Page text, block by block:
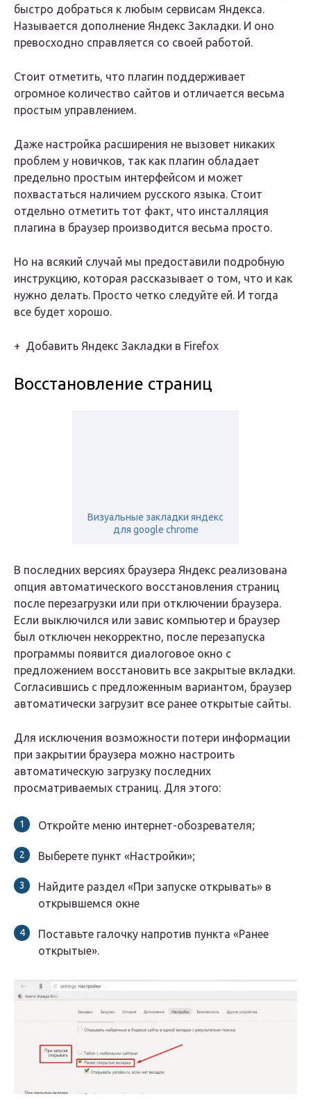
быстро добраться к любым сервисам Яндекса.
Называется дополнение Яндекс Закладки. И оно
превосходно справляется со своей работой.
Стоит отметить, что плагин поддерживает
огромное количество сайтов и отличается весьма
простым управлением.
Даже настройка расширения не вызовет никаких
проблем у новичков, так как плагин обладает
предельно простым интерфейсом и может
похвастаться наличием русского языка. Стоит
отдельно отметить тот факт, что инсталляция
плагина в браузер производится весьма просто.
Но на всякий случай мы предоставили подробную
инструкцию, которая рассказывает о том, что и как
нужно делать. Просто четко следуйте ей. И тогда
все будет хорошо.
+ Добавить Яндекс Закладки в Firefox
Восстановление страниц
Визуальные закладки яндекс
для google chrome
В последних версиях браузера Яндекс реализована
опция автоматического восстановления страниц
после перезагрузки или при отключении браузера.
Если выключился или завис компьютер и браузер
был отключен некорректно, после перезапуска
программы появится диалоговое окно с
предложением восстановить все закрытые вкладки.
Согласившись с предложенным вариантом, браузер
автоматически загрузит все ранее открытые сайты.
Для исключения возможности потери информации
при закрытии браузера можно настроить
автоматическую загрузку последних
просматриваемых страниц. Для этого:
Откройте меню интернет-обозревателя;
Выберете пункт «Настройки»;
Найдите раздел «При запуске открывать» в
открывшемся окне
Поставьте галочку напротив пункта «Ранее
открытые».